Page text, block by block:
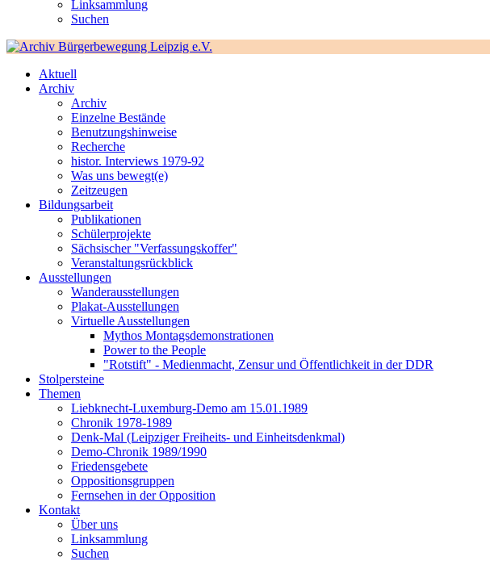
Linksammlung
Suchen
Aktuell
Archiv
Archiv
Einzelne Bestände
Benutzungshinweise
Recherche
histor. Interviews 1979-92
Was uns bewegt(e)
Zeitzeugen
Bildungsarbeit
Publikationen
Schülerprojekte
Sächsischer "Verfassungskoffer"
Veranstaltungsrückblick
Ausstellungen
Wanderausstellungen
Plakat-Ausstellungen
Virtuelle Ausstellungen
Mythos Montagsdemonstrationen
Power to the People
"Rotstift" - Medienmacht, Zensur und Öffentlichkeit in der DDR
Stolpersteine
Themen
Liebknecht-Luxemburg-Demo am 15.01.1989
Chronik 1978-1989
Denk-Mal (Leipziger Freiheits- und Einheitsdenkmal)
Demo-Chronik 1989/1990
Friedensgebete
Oppositionsgruppen
Fernsehen in der Opposition
Kontakt
Über uns
Linksammlung
Suchen